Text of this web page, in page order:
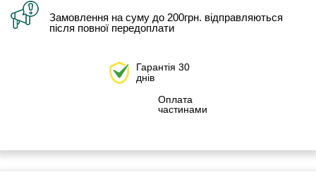
Замовлення на суму до 200грн. відправляються
після повної передоплати
Гарантія 30
днів
Оплата
частинами